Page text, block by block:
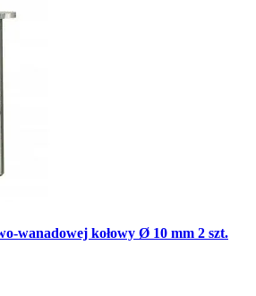
wanadowej kołowy Ø 10 mm 2 szt.